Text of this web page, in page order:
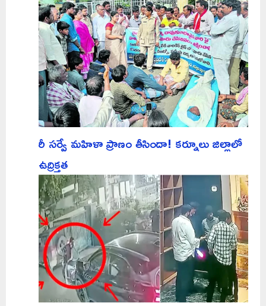
రీ సర్వే మహిళా ప్రాణం తీసిందా! కర్నూలు జిల్లాలో
ఉద్రిక్తత